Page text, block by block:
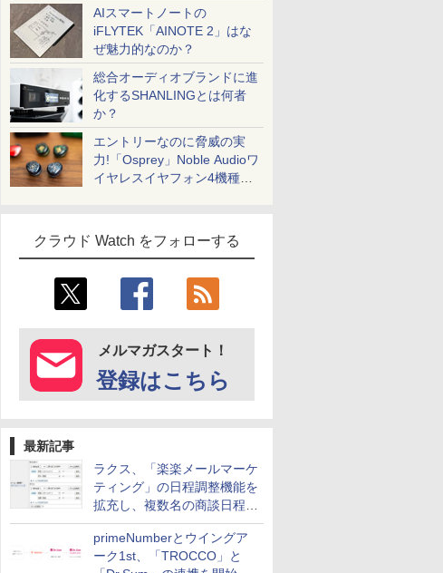
AIスマートノートの
iFLYTEK「AINOTE 2」はな
ぜ魅力的なのか？
総合オーディオブランドに進
化するSHANLINGとは何者
か？
エントリーなのに脅威の実
力!「Osprey」Noble Audioワ
イヤレスイヤフォン4機種を
クラウド Watch をフォローする
メルマガスタート！
登録はこちら
最新記事
ラクス、「楽楽メールマーケ
ティング」の日程調整機能を
拡充し、複数名の商談日程調
整を効率化
primeNumberとウイングア
ーク1st、「TROCCO」と